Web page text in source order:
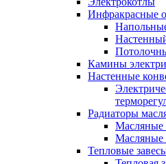
Инфракрасные
Камины
Настенные
Радиаторы
Масляные
Масляные
Тепловые